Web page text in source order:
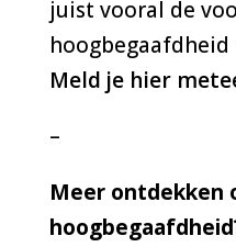
juist vooral de
hoogbegaafdheid
Meld je hier
–
Meer ontdekken